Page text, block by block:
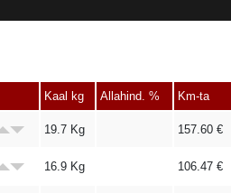
Kaal kg Allahind. % Km-ta
19.7 Kg 157.60 €
16.9 Kg 106.47 €